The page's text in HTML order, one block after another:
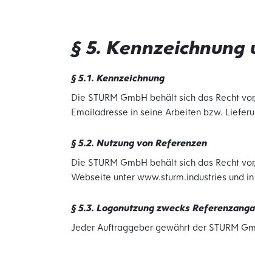
§ 5. Kennzeichnung
§ 5.1. Kennzeichnung
Die STURM GmbH behält sich das Recht
Emailadresse in seine Arbeiten bzw.
§ 5.2. Nutzung von Referenzen
Die STURM GmbH behält sich das Recht
Webseite unter www.sturm.industries und
§ 5.3. Logonutzung zwecks
Jeder Auftraggeber gewährt der STURM